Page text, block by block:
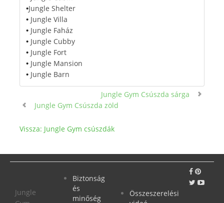
•Jungle Shelter
• Jungle Villa
• Jungle Faház
• Jungle Cubby
• Jungle Fort
• Jungle Mansion
• Jungle Barn
Jungle Gym Csúszda sárga
Jungle Gym Csúszda zöld
Vissza: Jungle Gym csúszdák
Jungle
Biztonság
és
minőség
Összeszerelési